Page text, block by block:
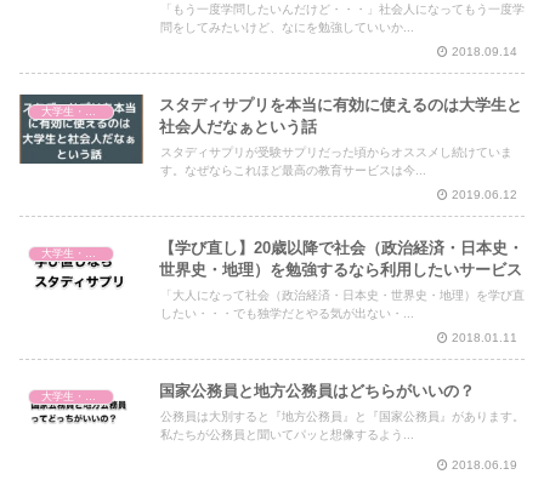
「もう一度学問したいんだけど・・・」社会人になってもう一度学
問をしてみたいけど、なにを勉強していいか...
2018.09.14
スタディサプリを本当に有効に使えるのは大学生と
社会人だなぁという話
スタディサプリが受験サプリだった頃からオススメし続けていま
す。なぜならこれほど最高の教育サービスは今...
2019.06.12
大学生・社会人・学び直し
【学び直し】20歳以降で社会（政治経済・日本史・
世界史・地理）を勉強するなら利用したいサービス
「大人になって社会（政治経済・日本史・世界史・地理）を学び直
したい・・・でも独学だとやる気が出ない・...
2018.01.11
大学生・社会人・学び直し 国家公務員と地方公務員はどちらがいいの？
公務員は大別すると『地方公務員』と『国家公務員』があります。
私たちが公務員と聞いてパッと想像するよう...
2018.06.19